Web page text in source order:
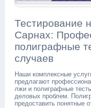
Тестирование
Сарнах:
полиграфные
случаев
Наши комплексные
предлагают
лжи и полиграфные
деловых проблем.
предоставить понятные